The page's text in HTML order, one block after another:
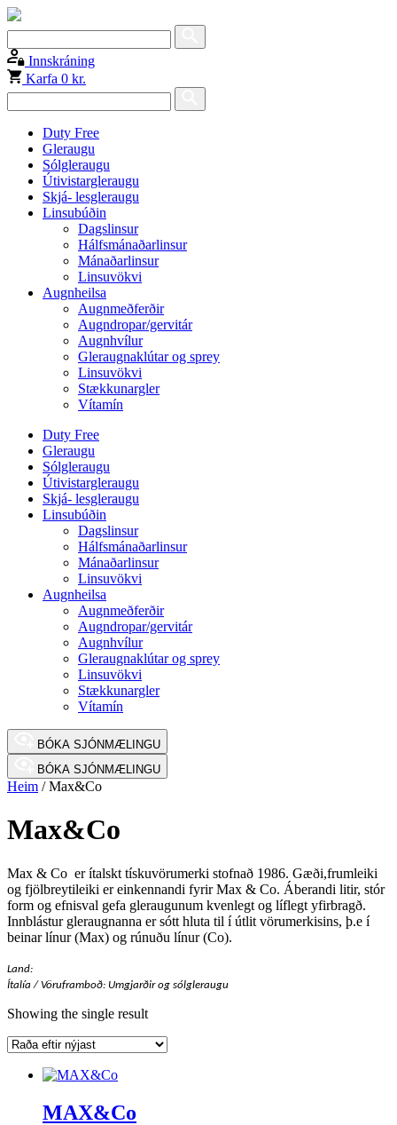
Innskráning
Karfa 0 kr.
Duty Free
Gleraugu
Sólgleraugu
Útivistargleraugu
Skjá- lesgleraugu
Linsubúðin
Dagslinsur
Hálfsmánaðarlinsur
Mánaðarlinsur
Linsuvökvi
Augnheilsa
Augnmeðferðir
Augndropar/gervitár
Augnhvílur
Gleraugnaklútar og sprey
Linsuvökvi
Stækkunargler
Vítamín
Duty Free
Gleraugu
Sólgleraugu
Útivistargleraugu
Skjá- lesgleraugu
Linsubúðin
Dagslinsur
Hálfsmánaðarlinsur
Mánaðarlinsur
Linsuvökvi
Augnheilsa
Augnmeðferðir
Augndropar/gervitár
Augnhvílur
Gleraugnaklútar og sprey
Linsuvökvi
Stækkunargler
Vítamín
BÓKA SJÓNMÆLINGU
BÓKA SJÓNMÆLINGU
Heim / Max&Co
Max&Co
Max & Co er ítalskt tískuvörumerki stofnað 1986. Gæði,frumleiki
og fjölbreytileiki er einkennandi fyrir Max & Co. Áberandi litir, stór
form og efnisval gefa gleraugunum kvenlegt og líflegt yfirbragð.
Innblástur gleraugnanna er sótt hluta til í útlit vörumerkisins, þ.e í
beinar línur (Max) og rúnuðu línur (Co).
Land:
Ítalía / Vöruframboð: Umgjarðir og sólgleraugu
Showing the single result
MAX&Co